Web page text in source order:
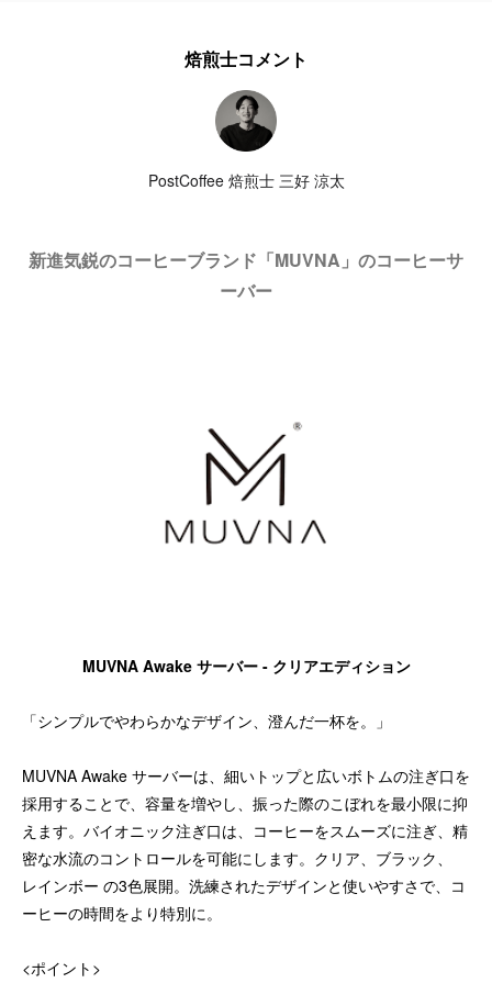
焙煎士コメント
PostCoffee 焙煎士 三好 涼太
新進気鋭のコーヒーブランド「MUVNA」のコーヒーサ
ーバー
MUVNA Awake サーバー - クリアエディション
「シンプルでやわらかなデザイン、澄んだ一杯を。」
MUVNA Awake サーバーは、細いトップと広いボトムの注ぎ口を
採用することで、容量を増やし、振った際のこぼれを最小限に抑
えます。バイオニック注ぎ口は、コーヒーをスムーズに注ぎ、精
密な水流のコントロールを可能にします。クリア、ブラック、
レインボー の3色展開。洗練されたデザインと使いやすさで、コ
ーヒーの時間をより特別に。
<ポイント>